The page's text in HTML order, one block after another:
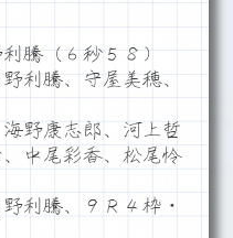
騰（６秒５８）
利騰、守屋美穂、
野康志郎、河上哲
中尾彩香、松尾怜
利騰、９Ｒ４枠・